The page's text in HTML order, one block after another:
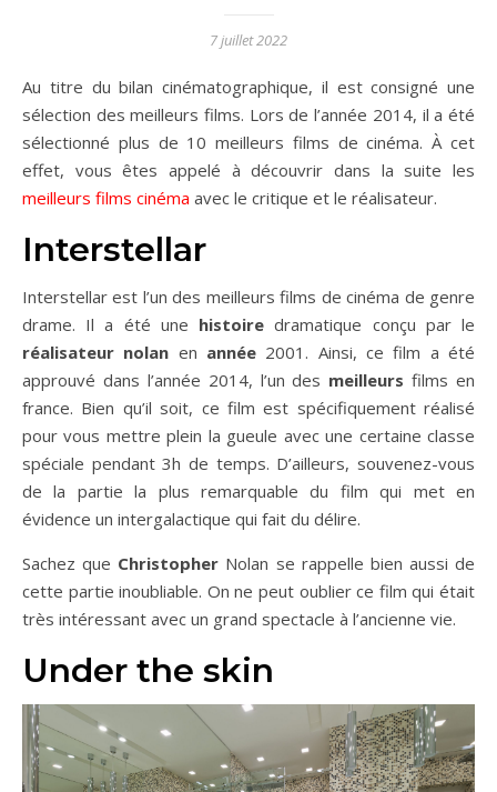
7 juillet 2022
Au titre du bilan cinématographique, il est consigné une
sélection des meilleurs films. Lors de l’année 2014, il a été
sélectionné plus de 10 meilleurs films de cinéma. À cet
effet, vous êtes appelé à découvrir dans la suite les
meilleurs films cinéma avec le critique et le réalisateur.
Interstellar
Interstellar est l’un des meilleurs films de cinéma de genre
drame. Il a été une histoiredramatique conçu par le
réalisateur nolan en année 2001. Ainsi, ce film a été
approuvé dans l’année 2014, l’un des meilleursfilms en
france. Bien qu’il soit, ce film est spécifiquement réalisé
pour vous mettre plein la gueule avec une certaine classe
spéciale pendant 3h de temps. D’ailleurs, souvenez-vous
de la partie la plus remarquable du film qui met en
évidence un intergalactique qui fait du délire.
Sachez que Christopher Nolan se rappelle bien aussi de
cette partie inoubliable. On ne peut oublier ce film qui était
très intéressant avec un grand spectacle à l’ancienne vie.
Under the skin